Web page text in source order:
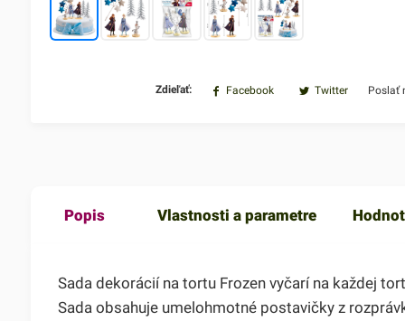
Zdieľať: Facebook Twitter Poslať
Popis Vlastnosti a parametre
Sada dekorácií na tortu Frozen vyčarí na každej
Sada obsahuje umelohmotné postavičky z